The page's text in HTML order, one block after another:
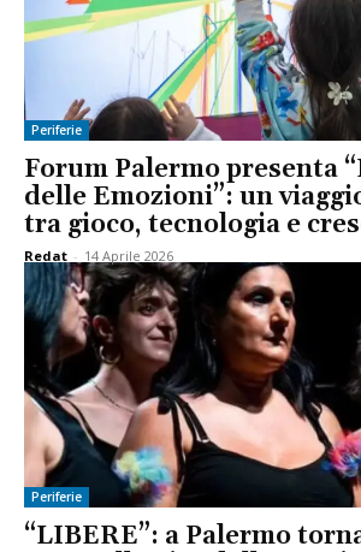
Periferie
Forum Palermo presenta
delle Emozioni”: un
tra gioco, tecnologia e
Redat - 14 Aprile 2026
Periferie
“LIBERE”: a Palermo